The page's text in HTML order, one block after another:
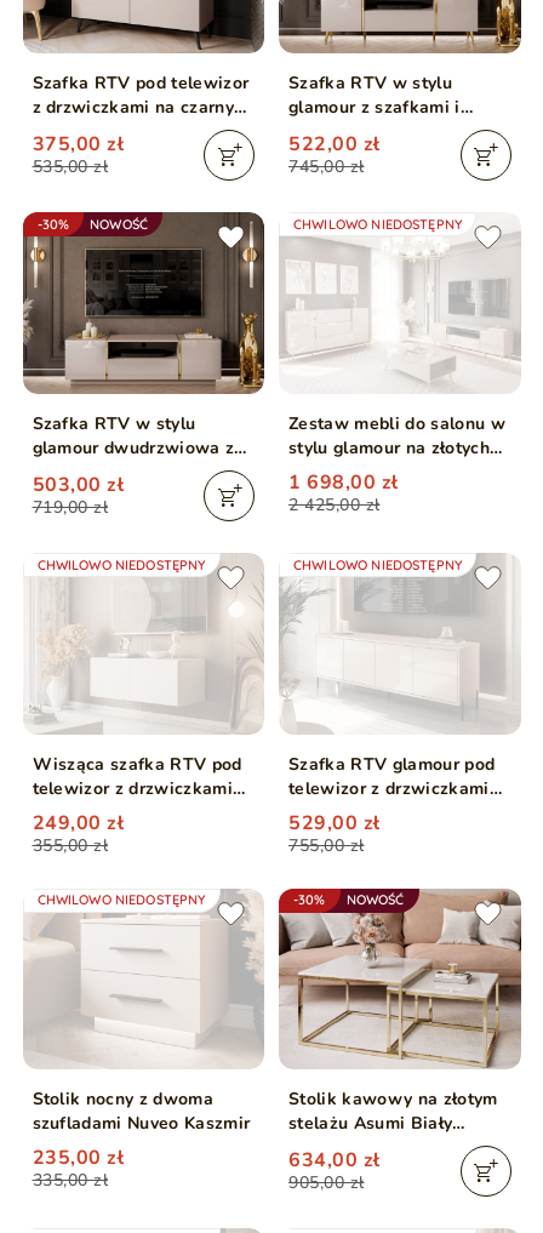
Szafka RTV pod telewizor
z drzwiczkami na czarnych
nóżkach 100 cm Noaé
Kaszmir
535,00 zł
375,00 zł
Szafka RTV w stylu
glamour z szafkami i
szufladą Lunelie kaszmir
połysk
745,00 zł
522,00 zł
-30% NOWOŚĆ
Szafka RTV w stylu
glamour dwudrzwiowa z
szufladą Lunelie kaszmir
połysk
719,00 zł
503,00 zł
CHWILOWO NIEDOSTĘPNY
Zestaw mebli do salonu w
stylu glamour na złotych
nóżkach Lunelie Kaszmir
2 425,00 zł
1 698,00 zł
CHWILOWO NIEDOSTĘPNY
Wisząca szafka RTV pod
telewizor z drzwiczkami
100 cm Nodoo Kaszmir
355,00 zł
249,00 zł
CHWILOWO NIEDOSTĘPNY
Szafka RTV glamour pod
telewizor z drzwiczkami
na czarnych nogach
Vivance Kaszmir połysk
755,00 zł
529,00 zł
CHWILOWO NIEDOSTĘPNY
Stolik nocny z dwoma
szufladami Nuveo Kaszmir
335,00 zł
235,00 zł
-30% NOWOŚĆ
Stolik kawowy na złotym
stelażu Asumi Biały
Połysk 36x42
905,00 zł
634,00 zł